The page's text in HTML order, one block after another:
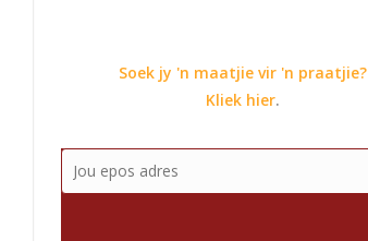
Soek jy 'n maatjie vir 'n praatjie?
Kliek hier.